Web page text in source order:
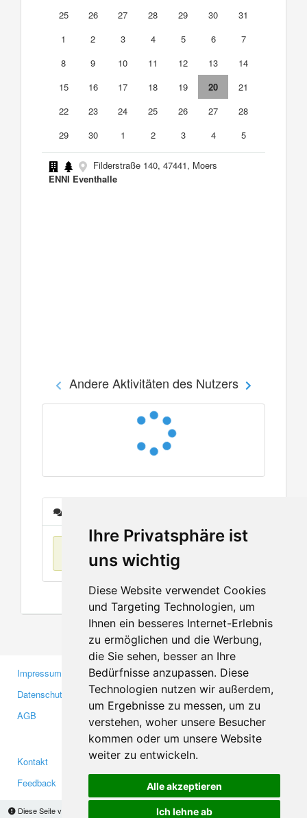
Ihre Privatsphäre ist
uns wichtig
Diese Website verwendet Cookies
und Targeting Technologien, um
Ihnen ein besseres Internet-Erlebnis
zu ermöglichen und die Werbung,
die Sie sehen, besser an Ihre
Bedürfnisse anzupassen. Diese
Technologien nutzen wir außerdem,
um Ergebnisse zu messen, um zu
verstehen, woher unsere Besucher
kommen oder um unsere Website
weiter zu entwickeln.
Alle akzeptieren
Ich lehne ab
Diese Seite verwendet Cookies, um Informationen auf Ihrem Computer zu speichern.
25
26 27 28 29 30
31
1
2 3 4 5 6
7
8
9 10 11 12 13
14
15
16 17 18 19 20
21
22
23 24 25 26 27
28
29
30 1 2 3 4 5
Filderstraße 140, 47441, Moers
ENNI Eventhalle
Andere Aktivitäten des Nutzers
Keine Einträge
Impressum
Datenschutzerklärung
AGB
Gewerbetreibende
Investoren
Medien
Kontakt
Feedback
Facebook
Twitter
YouTube